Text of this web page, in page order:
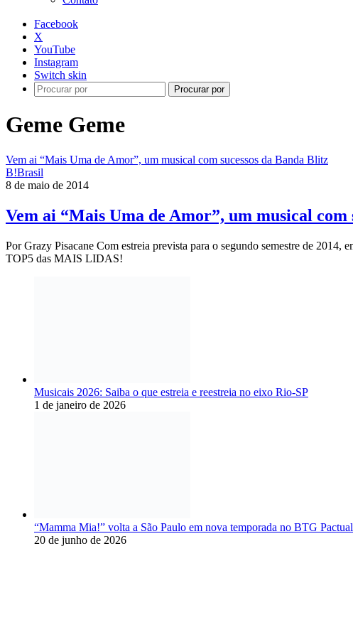
Facebook
X
YouTube
Instagram
Switch skin
Procurar por
Geme Geme
Vem ai “Mais Uma de Amor”, um musical com sucessos da Banda Blitz
B!Brasil
8 de maio de 2014
Vem ai “Mais Uma de Amor”, um musical com
Por Grazy Pisacane Com estreia prevista para o segundo semestre de
TOP5 das MAIS LIDAS!
Musicais 2026: Saiba o que estreia e reestreia no eixo Rio-SP
1 de janeiro de 2026
“Mamma Mia!” volta a São Paulo em nova temporada no BTG
20 de junho de 2026